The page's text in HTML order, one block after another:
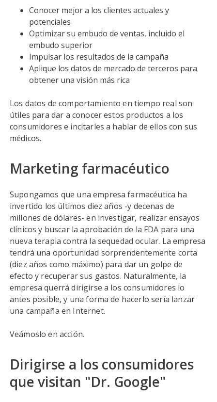
Conocer mejor a los clientes actuales y
potenciales
Optimizar su embudo de ventas, incluido el
embudo superior
Impulsar los resultados de la campaña
Aplique los datos de mercado de terceros para
obtener una visión más rica
Los datos de comportamiento en tiempo real son
útiles para dar a conocer estos productos a los
consumidores e incitarles a hablar de ellos con sus
médicos.
Marketing farmacéutico
Supongamos que una empresa farmacéutica ha
invertido los últimos diez años -y decenas de
millones de dólares- en investigar, realizar ensayos
clínicos y buscar la aprobación de la FDA para una
nueva terapia contra la sequedad ocular. La empresa
tendrá una oportunidad sorprendentemente corta
(diez años como máximo) para dar un golpe de
efecto y recuperar sus gastos. Naturalmente, la
empresa querrá dirigirse a los consumidores lo
antes posible, y una forma de hacerlo sería lanzar
una campaña en Internet.
Veámoslo en acción.
Dirigirse a los consumidores
que visitan "Dr. Google"